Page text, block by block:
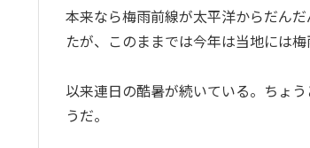
本来なら梅雨前線が太平洋からだん
たが、このままでは今年は当地には梅
以来連日の酷暑が続いている。ちょ
うだ。